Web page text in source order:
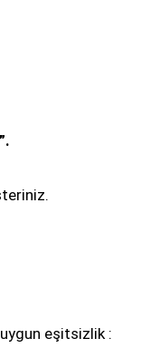
eşitsizlik :